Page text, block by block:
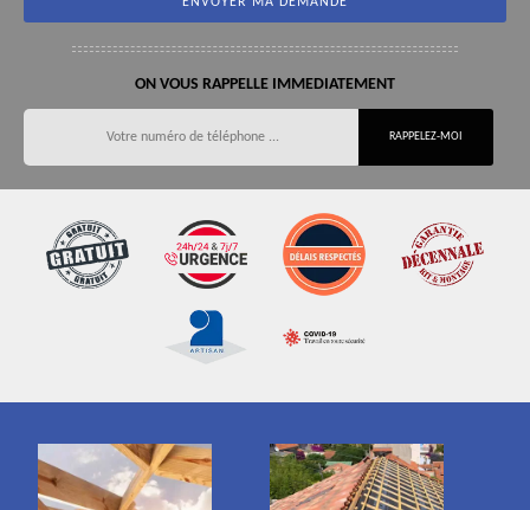
ON VOUS RAPPELLE IMMEDIATEMENT